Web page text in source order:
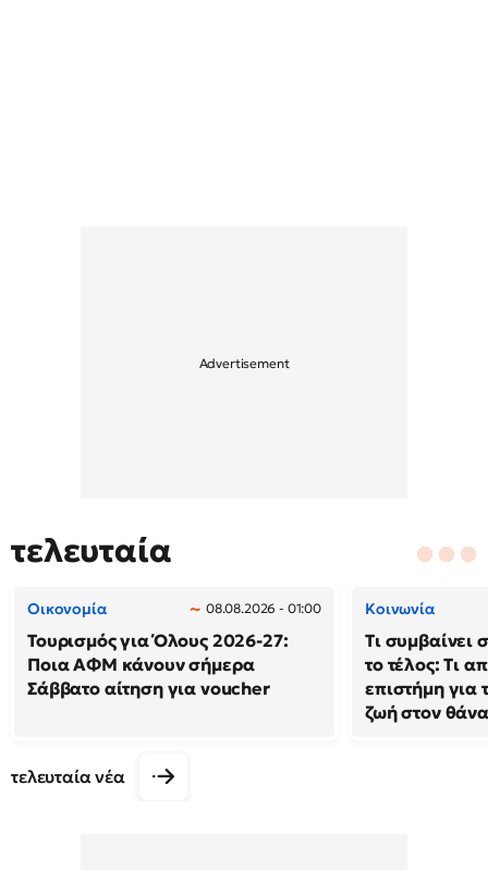
τελευταία
Οικονομία 08.08.2026 - 01:00
Τουρισμός για Όλους 2026-27:
Ποια ΑΦΜ κάνουν σήμερα
Σάββατο αίτηση για voucher
Κοινωνία
Τι συμβαίνει
το τέλος: Τι
επιστήμη για
ζωή στον
τελευταία νέα